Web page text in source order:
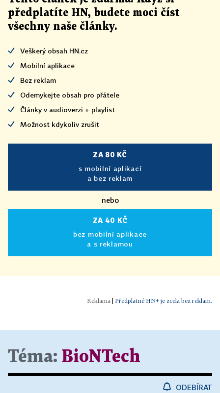
předplatíte HN, budete moci číst
všechny naše články.
Veškerý obsah HN.cz
Mobilní aplikace
Bez reklam
Odemykejte obsah pro přátele
Články v audioverzi + playlist
Možnost kdykoliv zrušit
ZA 80 KČ
s mobilní aplikací
a bez reklam
nebo
ZA 40 KČ
bez mobilní aplikace
a s reklamou
Předplatné HN+ je zcela bez reklam.
Téma: BioNTech
ODEBÍRAT